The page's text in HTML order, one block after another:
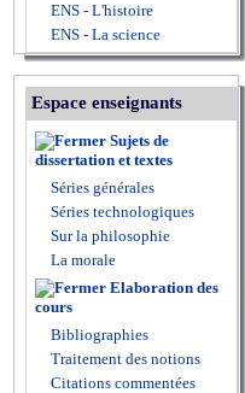
ENS - L'histoire
ENS - La science
Espace enseignants
Sujets de
dissertation et textes
Séries générales
Séries technologiques
Sur la philosophie
La morale
Elaboration des
cours
Bibliographies
Traitement des notions
Citations commentées